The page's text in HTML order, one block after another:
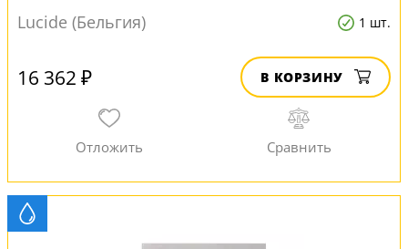
Lucide (Бельгия)
1 шт.
16 362 ₽ В КОРЗИНУ